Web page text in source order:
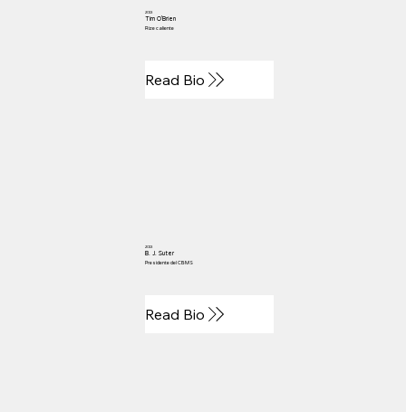
2013
Tim O'Brien
Rize caliente
Read Bio
2013
B. J. Suter
Presidente del CBMS
Read Bio